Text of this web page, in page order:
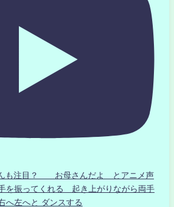
んも注目？ お母さんだよ とアニメ声
を振ってくれる 起き上がりながら両手
左へと ダンスする